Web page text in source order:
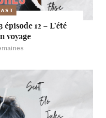
épisode 12 – L’été
voyage